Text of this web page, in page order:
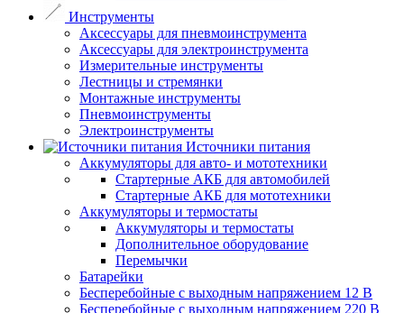
Инструменты
Аксессуары для пневмоинструмента
Аксессуары для электроинструмента
Измерительные инструменты
Лестницы и стремянки
Монтажные инструменты
Пневмоинструменты
Электроинструменты
Источники питания
Аккумуляторы для авто- и мототехники
Стартерные АКБ для автомобилей
Стартерные АКБ для мототехники
Аккумуляторы и термостаты
Аккумуляторы и термостаты
Дополнительное оборудование
Перемычки
Батарейки
Бесперебойные с выходным напряжением 12 В
Бесперебойные с выходным напряжением 220 В